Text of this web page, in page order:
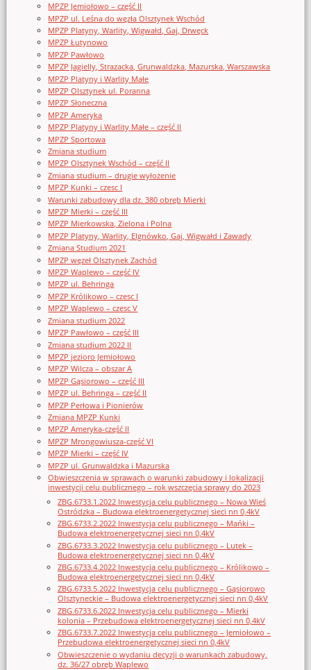
MPZP Jemiołowo – część II
MPZP ul. Leśna do węzła Olsztynek Wschód
MPZP Platyny, Warlity, Wigwałd, Gaj, Drwęck
MPZP Łutynowo
MPZP Pawłowo
MPZP Jagielly, Strazacka, Grunwaldzka, Mazurska, Warszawska
MPZP Platyny i Warlity Małe
MPZP Olsztynek ul. Poranna
MPZP Słoneczna
MPZP Ameryka
MPZP Platyny i Warlity Małe – część II
MPZP Sportowa
Zmiana studium
MPZP Olsztynek Wschód – część II
Zmiana studium – drugie wyłożenie
MPZP Kunki – czesc I
Warunki zabudowy dla dz. 380 obręb Mierki
MPZP Mierki – część III
MPZP Mierkowska, Zielona i Polna
MPZP Platyny, Warlity, Elgnówko, Gaj, Wigwałd i Zawady
Zmiana Studium 2021
MPZP węzeł Olsztynek Zachód
MPZP Waplewo – część IV
MPZP ul. Behringa
MPZP Królikowo – czesc I
MPZP Waplewo – czesc V
Zmiana studium 2022
MPZP Pawłowo – część III
Zmiana studium 2022 II
MPZP jezioro Jemiołowo
MPZP Wilcza – obszar A
MPZP Gąsiorowo – część III
MPZP ul. Behringa – część II
MPZP Perłowa i Pionierów
Zmiana MPZP Kunki
MPZP Ameryka-część II
MPZP Mrongowiusza-część VI
MPZP Mierki – część IV
MPZP ul. Grunwaldzka i Mazurska
Obwieszczenia w sprawach o warunki zabudowy i lokalizacji
inwestycji celu publicznego – rok wszczęcia sprawy do 2023
ZBG.6733.1.2022 Inwestycja celu publicznego – Nowa Wieś
Ostródzka – Budowa elektroenergetycznej sieci nn 0,4kV
ZBG.6733.2.2022 Inwestycja celu publicznego – Mańki –
Budowa elektroenergetycznej sieci nn 0,4kV
ZBG.6733.3.2022 Inwestycja celu publicznego – Lutek –
Budowa elektroenergetycznej sieci nn 0,4kV
ZBG.6733.4.2022 Inwestycja celu publicznego – Królikowo –
Budowa elektroenergetycznej sieci nn 0,4kV
ZBG.6733.5.2022 Inwestycja celu publicznego – Gąsiorowo
Olsztyneckie – Budowa elektroenergetycznej sieci nn 0,4kV
ZBG.6733.6.2022 Inwestycja celu publicznego – Mierki
kolonia – Przebudowa elektroenergetycznej sieci nn 0,4kV
ZBG.6733.7.2022 Inwestycja celu publicznego – Jemiołowo –
Przebudowa elektroenergetycznej sieci nn 0,4kV
Obwieszczenie o wydaniu decyzji o warunkach zabudowy,
dz. 36/27 obręb Waplewo